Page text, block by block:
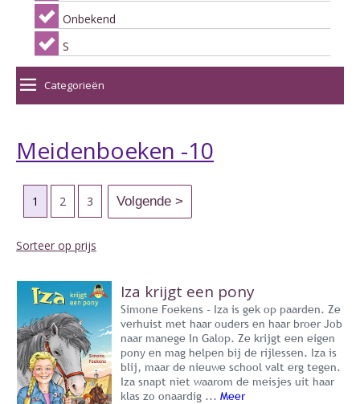
Onbekend
S
Categorieën
Meidenboeken -10
1 2 3
Sorteer op prijs
Iza krijgt een pony
Simone Foekens - Iza is gek op paarden. Ze
verhuist met haar ouders en haar broer Job
naar manege In Galop. Ze krijgt een eigen
pony en mag helpen bij de rijlessen. Iza is
blij, maar de nieuwe school valt erg tegen.
Iza snapt niet waarom de meisjes uit haar
klas zo onaardig ... Meer